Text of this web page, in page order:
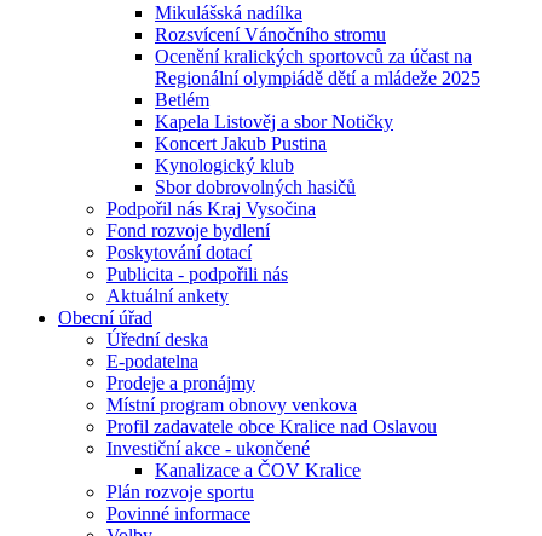
Mikulášská nadílka
Rozsvícení Vánočního stromu
Ocenění kralických sportovců za účast na
Regionální olympiádě dětí a mládeže 2025
Betlém
Kapela Listověj a sbor Notičky
Koncert Jakub Pustina
Kynologický klub
Sbor dobrovolných hasičů
Podpořil nás Kraj Vysočina
Fond rozvoje bydlení
Poskytování dotací
Publicita - podpořili nás
Aktuální ankety
Obecní úřad
Úřední deska
E-podatelna
Prodeje a pronájmy
Místní program obnovy venkova
Profil zadavatele obce Kralice nad Oslavou
Investiční akce - ukončené
Kanalizace a ČOV Kralice
Plán rozvoje sportu
Povinné informace